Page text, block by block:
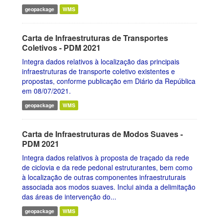
geopackage WMS
Carta de Infraestruturas de Transportes
Coletivos - PDM 2021
Integra dados relativos à localização das principais
infraestruturas de transporte coletivo existentes e
propostas, conforme publicação em Diário da República
em 08/07/2021.
geopackage WMS
Carta de Infraestruturas de Modos Suaves -
PDM 2021
Integra dados relativos à proposta de traçado da rede
de ciclovia e da rede pedonal estruturantes, bem como
à localização de outras componentes infraestruturais
associada aos modos suaves. Inclui ainda a delimitação
das áreas de intervenção do...
geopackage WMS